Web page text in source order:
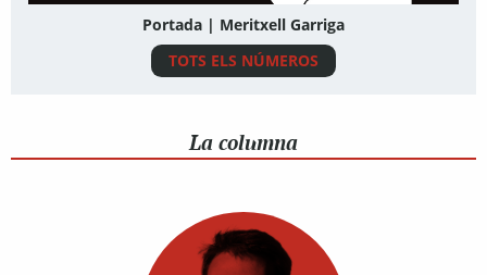
Portada | Meritxell Garriga
TOTS ELS NÚMEROS
La columna